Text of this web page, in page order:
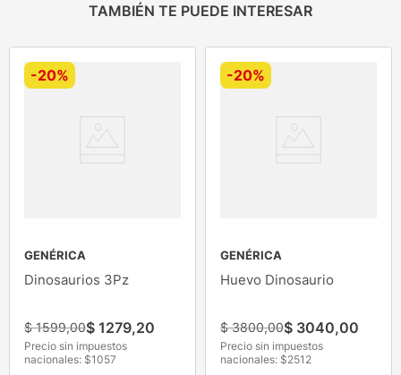
TAMBIÉN TE PUEDE INTERESAR
-20%
GENÉRICA
Dinosaurios 3Pz
$ 1599,00$ 1279,20
Precio sin impuestos
nacionales: $1057
-20%
GENÉRICA
Huevo Dinosaurio
$ 3800,00$ 3040,00
Precio sin impuestos
nacionales: $2512